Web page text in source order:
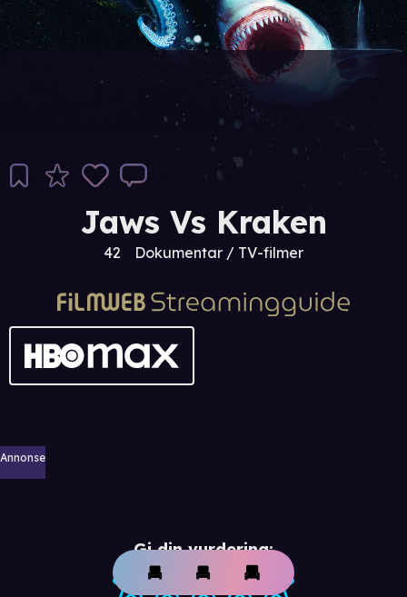
Jaws Vs Kraken
42 Dokumentar / TV-filmer
Annonse
Gi din vurdering: